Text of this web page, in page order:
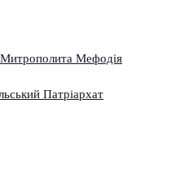
Мефодія
Патріархат